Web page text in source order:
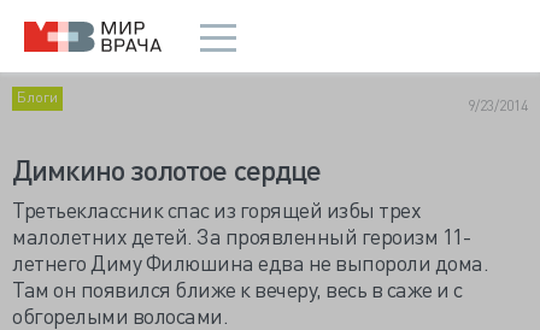
Блоги 9/23/2014
Димкино золотое сердце
Третьеклассник спас из горящей избы трeх
малолетних детей. За проявленный героизм 11-
летнего Диму Филюшина едва не выпороли дома.
Там он появился ближе к вечеру, весь в саже и с
обгорелыми волосами.